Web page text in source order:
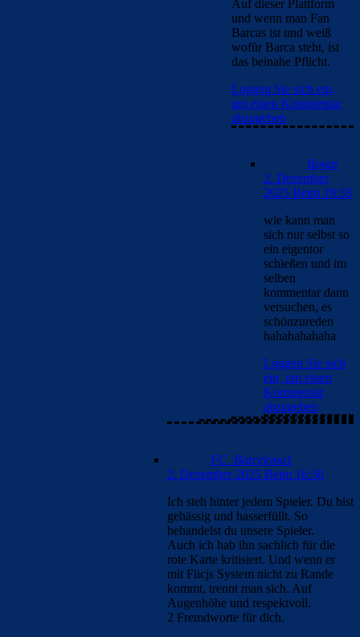
Auf dieser Plattform
und wenn man Fan
Barcas ist und weiß
wofür Barca steht, ist
das beinahe Pflicht.
Loggen Sie sich ein,
um einen Kommentar
abzugeben
Bojan
2. Dezember
2025 Beim 19:33
wie kann man
sich nur selbst so
ein eigentor
schießen und im
selben
kommentar dann
versuchen, es
schönzureden
hahahahahaha
Loggen Sie sich
ein, um einen
Kommentar
abzugeben
FC_Barcelona1
2. Dezember 2025 Beim 16:30
Ich steh hinter jedem Spieler. Du bist
gehässig und hasserfüllt. So
behandelst du unsere Spieler.
Auch ich hab ihn sachlich für die
rote Karte kritisiert. Und wenn er
mit Flicjs System nicht zu Rande
kommt, trennt man sich. Auf
Augenhöhe und respektvoll.
2 Fremdworte für dich.